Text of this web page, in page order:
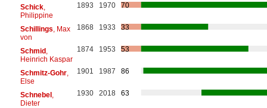
Schick,
Philippine
1893 1970 70
Schillings , Max
von
1868 1933 33
Schmid,
Heinrich Kaspar
1874 1953 53
Schmitz-Gohr,
Else
1901 1987 86
Schnebel,
Dieter
1930 2018 63